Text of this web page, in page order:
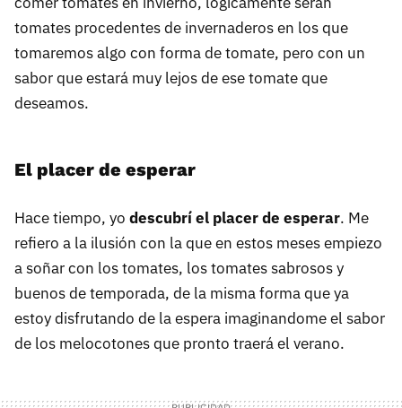
tomates procedentes de invernaderos en los que
tomaremos algo con forma de tomate, pero con un
sabor que estará muy lejos de ese tomate que
deseamos.
El placer de esperar
Hace tiempo, yo descubrí el placer de esperar. Me
refiero a la ilusión con la que en estos meses empiezo
a soñar con los tomates, los tomates sabrosos y
buenos de temporada, de la misma forma que ya
estoy disfrutando de la espera imaginandome el sabor
de los melocotones que pronto traerá el verano.